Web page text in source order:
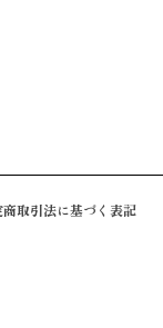
商取引法に基づく表記